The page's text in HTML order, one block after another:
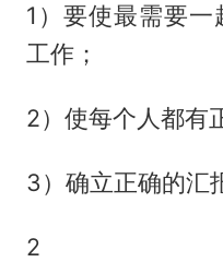
1）要使最需要
工作；
2）使每个人都有
3）确立正确的汇
2